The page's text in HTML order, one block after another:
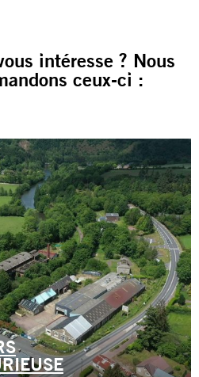
intéresse ? Nous
ceux-ci :